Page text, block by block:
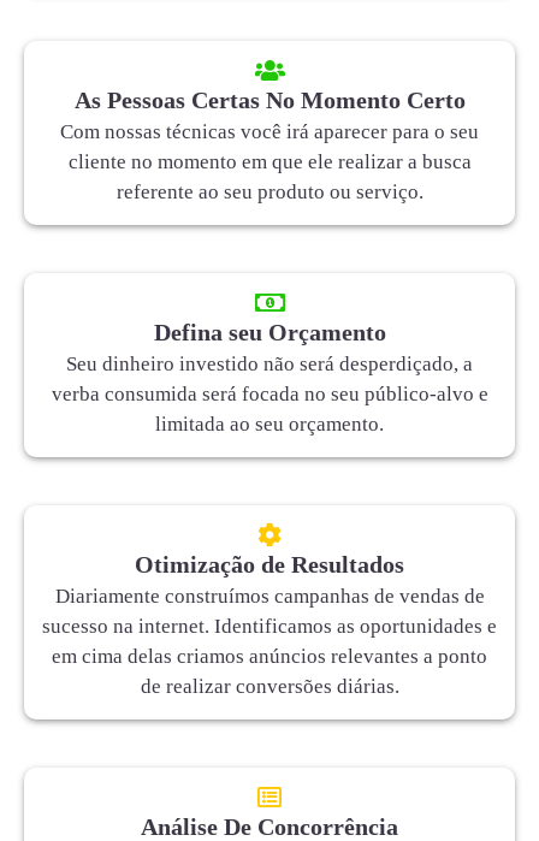
As Pessoas Certas No Momento Certo
Com nossas técnicas você irá aparecer para o seu
cliente no momento em que ele realizar a busca
referente ao seu produto ou serviço.
Defina seu Orçamento
Seu dinheiro investido não será desperdiçado, a
verba consumida será focada no seu público-alvo e
limitada ao seu orçamento.
Otimização de Resultados
Diariamente construímos campanhas de vendas de
sucesso na internet. Identificamos as oportunidades e
em cima delas criamos anúncios relevantes a ponto
de realizar conversões diárias.
Análise De Concorrência